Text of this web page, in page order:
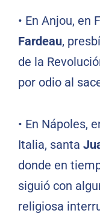
• En Anjou, en
Fardeau,
de la
por odio al
• En Nápoles,
Italia, santa
donde en
siguió con
religiosa